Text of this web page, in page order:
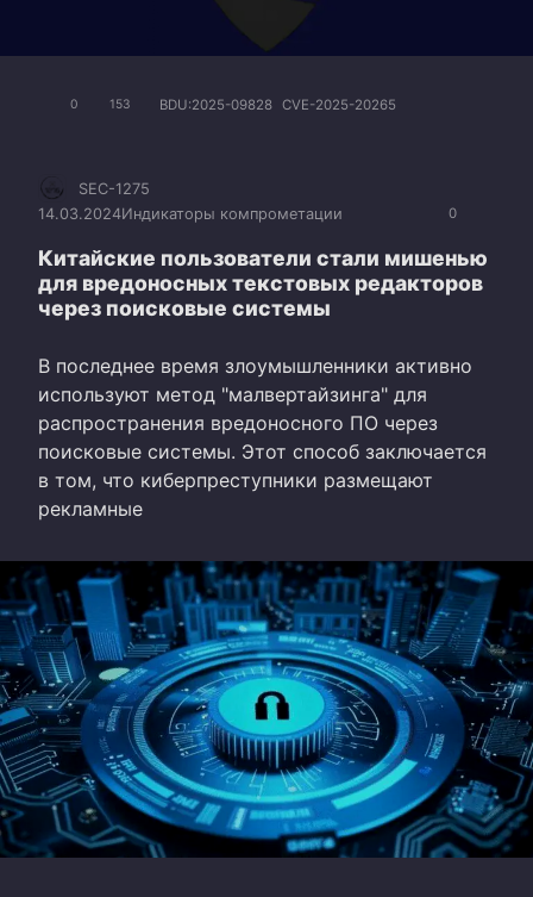
0 153 BDU:2025-09828 CVE-2025-20265
0
SEC-1275
14.03.2024Индикаторы компрометации
Китайские пользователи стали мишенью
для вредоносных текстовых редакторов
через поисковые системы
В последнее время злоумышленники активно
используют метод "малвертайзинга" для
распространения вредоносного ПО через
поисковые системы. Этот способ заключается
в том, что киберпреступники размещают
рекламные